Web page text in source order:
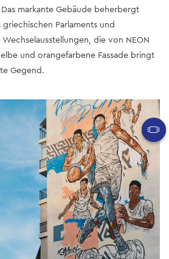
markante Gebäude beherbergt
Parlaments und
die von NEON
und orangefarbene Fassade bringt
Gegend.